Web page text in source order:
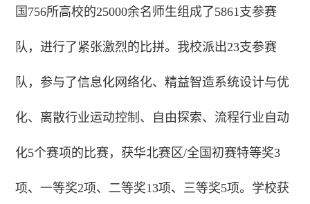
国756所高校的25000余名师生组成了5861支参赛
队，进行了紧张激烈的比拼。我校派出23支参赛
队，参与了信息化网络化、精益智造系统设计与优
化、离散行业运动控制、自由探索、流程行业自动
化5个赛项的比赛，获华北赛区/全国初赛特等奖3
项、一等奖2项、二等奖13项、三等奖5项。学校获